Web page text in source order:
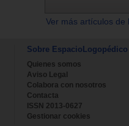
Ver más artículos
Sobre EspacioLogopédico
Quienes somos
Aviso Legal
Colabora con nosotros
Contacta
ISSN 2013-0627
Gestionar cookies